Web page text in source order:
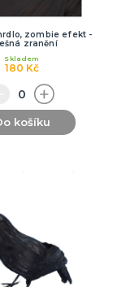
zombie efekt -
zranění
180 Kč
Skladem
košíku